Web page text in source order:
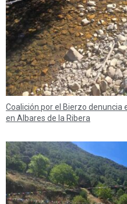
Coalición por el Bierzo denuncia
en Albares de la Ribera